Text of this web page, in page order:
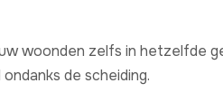
woonden zelfs in hetzelfde
de scheiding.